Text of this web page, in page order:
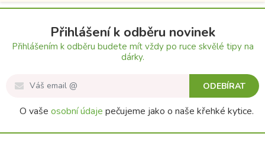
Přihlášení k odběru novinek
Přihlášením k odběru budete mít vždy po ruce skvělé tipy na
dárky.
ODEBÍRAT
O vaše osobní údaje pečujeme jako o naše křehké kytice.